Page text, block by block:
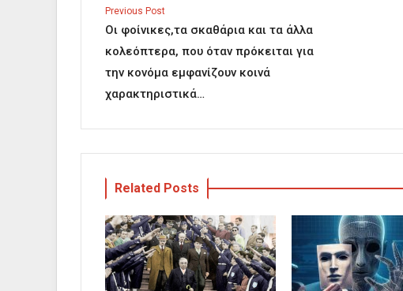
Previous Post
Οι φοίνικες,τα σκαθάρια και τα άλλα
κολεόπτερα, που όταν πρόκειται για
την κονόμα εμφανίζουν κοινά
χαρακτηριστικά…
Related Posts